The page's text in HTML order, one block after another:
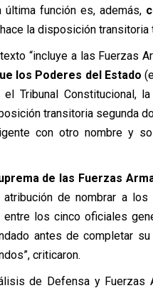
última función es, además,
la disposición transitoria
“incluye a las Fuerzas
los Poderes del Estado
Tribunal Constitucional,
transitoria segunda
con otro nombre y
de las Fuerzas
de nombrar a
los cinco oficiales
antes de completar
criticaron.
de Defensa y Fuerzas